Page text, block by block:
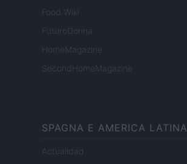
Food Wiki
FuturoDonna
HomeMagazine
SecondHomeMagazine
SPAGNA E AMERICA LATINA
Actualidad